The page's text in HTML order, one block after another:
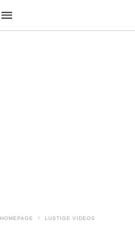
HOMEPAGE LUSTIGE VIDEOS